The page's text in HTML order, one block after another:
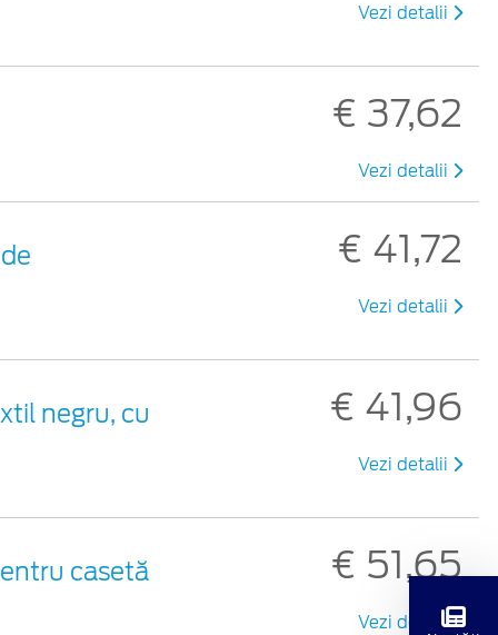
Vezi detalii
€ 37,62
Vezi detalii
€ 41,72
Vezi detalii
negru, cu
€ 41,96
Vezi detalii
casetă
€ 51,65
Vezi detalii